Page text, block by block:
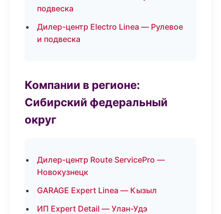
подвеска
Дилер-центр Electro Linea — Рулевое
и подвеска
Компании в регионе:
Сибирский федеральный
округ
Дилер-центр Route ServicePro —
Новокузнецк
GARAGE Expert Linea — Кызыл
ИП Expert Detail — Улан-Удэ